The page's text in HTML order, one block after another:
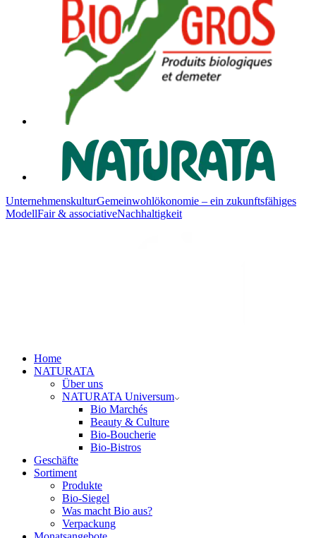
UnternehmenskulturGemeinwohlökonomie – ein zukunftsfähiges
ModellFair & associativeNachhaltigkeit
Home
NATURATA
Über uns
NATURATA Universum
Bio Marchés
Beauty & Culture
Bio-Boucherie
Bio-Bistros
Geschäfte
Sortiment
Produkte
Bio-Siegel
Was macht Bio aus?
Verpackung